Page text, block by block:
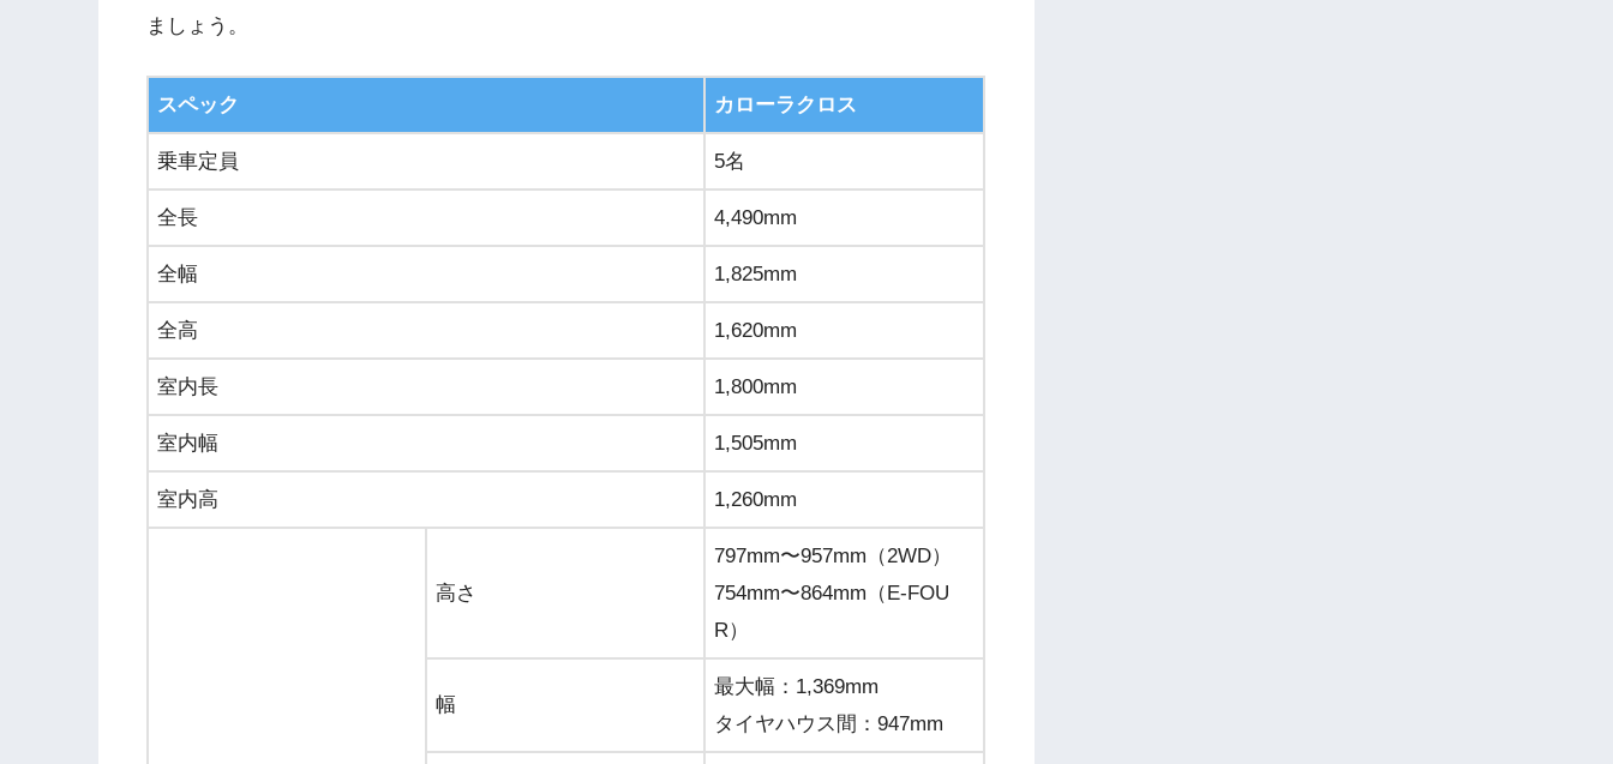
ましょう。
スペック カローラクロス
乗車定員 5名
全長 4,490mm
全幅 1,825mm
全高 1,620mm
室内長 1,800mm
室内幅 1,505mm
室内高 1,260mm
高さ
797mm〜957mm（2WD）
754mm〜864mm（E-FOU
R）
幅
最大幅：1,369mm
タイヤハウス間：947mm